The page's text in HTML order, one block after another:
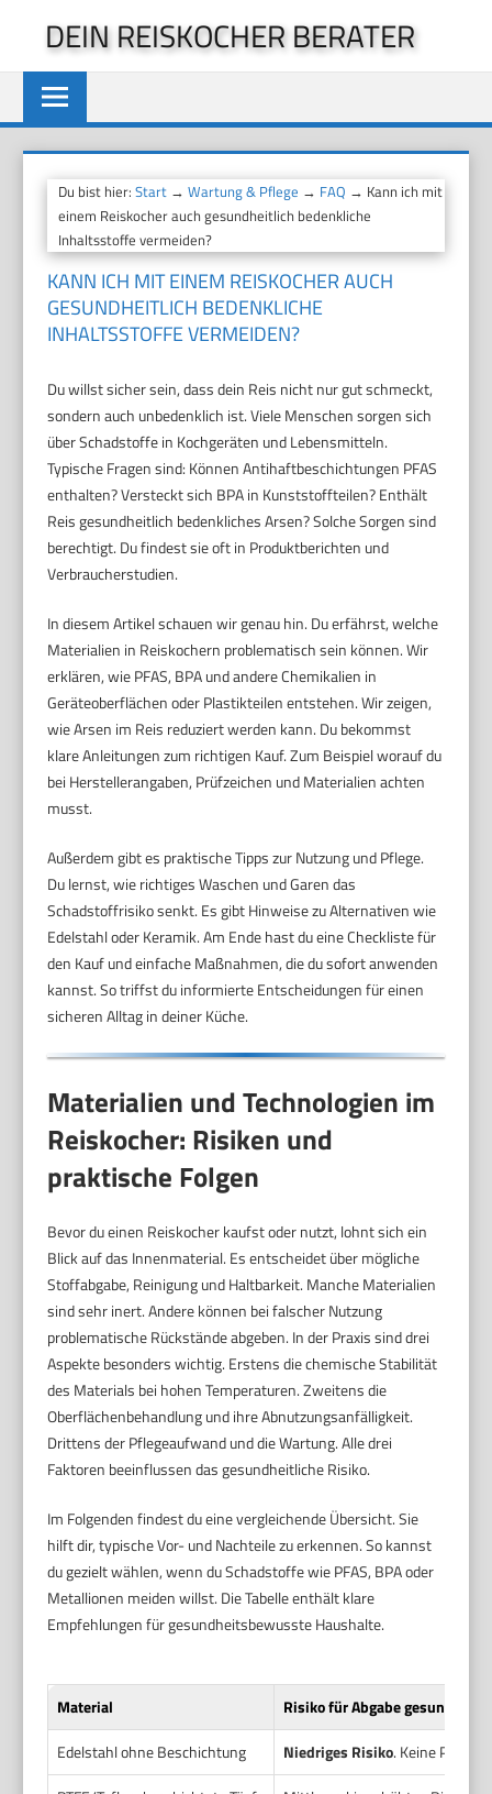
springen
DEIN REISKOCHER BERATER
Du bist hier:Start →Wartung & Pflege → FAQ → Kann ich mit
einem Reiskocher auch gesundheitlich bedenkliche
Inhaltsstoffe vermeiden?
KANN ICH MIT EINEM REISKOCHER AUCH
GESUNDHEITLICH BEDENKLICHE
INHALTSSTOFFE VERMEIDEN?
Du willst sicher sein, dass dein Reis nicht nur gut schmeckt,
sondern auch unbedenklich ist. Viele Menschen sorgen sich
über Schadstoffe in Kochgeräten und Lebensmitteln.
Typische Fragen sind: Können Antihaftbeschichtungen PFAS
enthalten? Versteckt sich BPA in Kunststoffteilen? Enthält
Reis gesundheitlich bedenkliches Arsen? Solche Sorgen sind
berechtigt. Du findest sie oft in Produktberichten und
Verbraucherstudien.
In diesem Artikel schauen wir genau hin. Du erfährst, welche
Materialien in Reiskochern problematisch sein können. Wir
erklären, wie PFAS, BPA und andere Chemikalien in
Geräteoberflächen oder Plastikteilen entstehen. Wir zeigen,
wie Arsen im Reis reduziert werden kann. Du bekommst
klare Anleitungen zum richtigen Kauf. Zum Beispiel worauf du
bei Herstellerangaben, Prüfzeichen und Materialien achten
musst.
Außerdem gibt es praktische Tipps zur Nutzung und Pflege.
Du lernst, wie richtiges Waschen und Garen das
Schadstoffrisiko senkt. Es gibt Hinweise zu Alternativen wie
Edelstahl oder Keramik. Am Ende hast du eine Checkliste für
den Kauf und einfache Maßnahmen, die du sofort anwenden
kannst. So triffst du informierte Entscheidungen für einen
sicheren Alltag in deiner Küche.
Materialien und Technologien im
Reiskocher: Risiken und
praktische Folgen
Bevor du einen Reiskocher kaufst oder nutzt, lohnt sich ein
Blick auf das Innenmaterial. Es entscheidet über mögliche
Stoffabgabe, Reinigung und Haltbarkeit. Manche Materialien
sind sehr inert. Andere können bei falscher Nutzung
problematische Rückstände abgeben. In der Praxis sind drei
Aspekte besonders wichtig. Erstens die chemische Stabilität
des Materials bei hohen Temperaturen. Zweitens die
Oberflächenbehandlung und ihre Abnutzungsanfälligkeit.
Drittens der Pflegeaufwand und die Wartung. Alle drei
Faktoren beeinflussen das gesundheitliche Risiko.
Im Folgenden findest du eine vergleichende Übersicht. Sie
hilft dir, typische Vor- und Nachteile zu erkennen. So kannst
du gezielt wählen, wenn du Schadstoffe wie PFAS, BPA oder
Metallionen meiden willst. Die Tabelle enthält klare
Empfehlungen für gesundheitsbewusste Haushalte.
Material
Risiko für Abgabe
Edelstahl ohne Beschichtung
Niedriges Risiko. Keine PTFE-